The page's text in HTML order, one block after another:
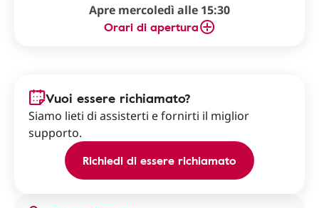
Apre mercoledì alle 15:30
Orari di apertura
Vuoi essere richiamato?
Siamo lieti di assisterti e fornirti il miglior
supporto.
Richiedi di essere richiamato